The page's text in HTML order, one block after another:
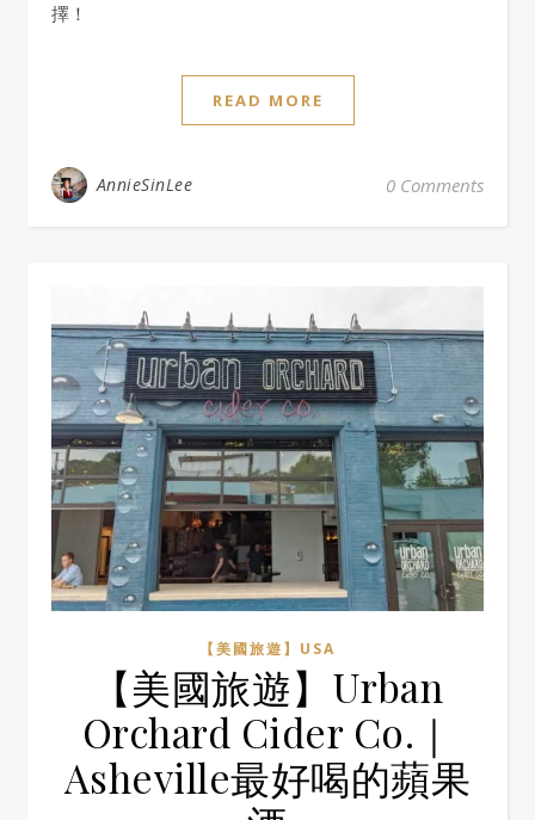
擇！
READ MORE
AnnieSinLee 0 Comments
【美國旅遊】USA
【美國旅遊】Urban
Orchard Cider Co.｜
Asheville最好喝的蘋果